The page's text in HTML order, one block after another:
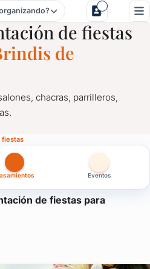
Casamientos en Uruguay
de fiestas
de
chacras, parrilleros,
fiestas
Eventos
de fiestas para
Casamientos en Uruguay
chacras, parrilleros,
acorde a la ocasión, ya sea
los globos, los centros de
servicios de ambientación